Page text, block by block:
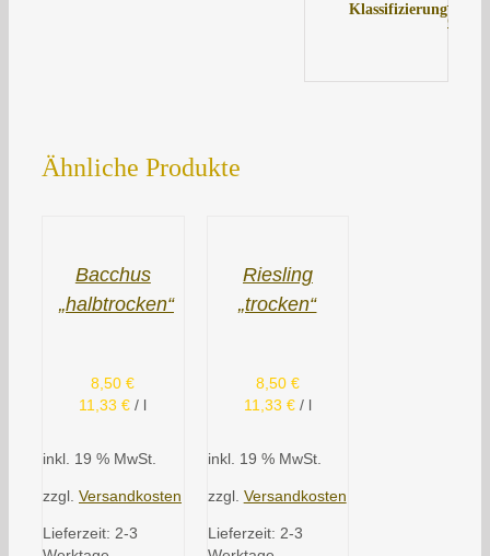
Klassifizierung
Ähnliche Produkte
Bacchus
„halbtrocken“
8,50€
11,33€ / l
inkl. 19 % MwSt.
zzgl. Versandkosten
Lieferzeit: 2-3
Riesling
„trocken“
8,50 €
11,33 €/ l
inkl. 19 % MwSt.
zzgl. Versandkosten
Lieferzeit: 2-3